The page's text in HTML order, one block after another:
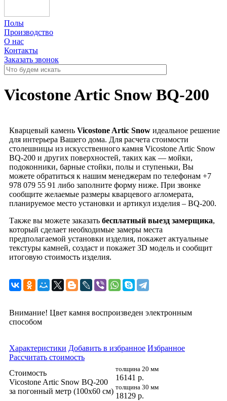
Полы
Производство
О нас
Контакты
Заказать звонок
Vicostone Artic Snow BQ-200
Кварцевый камень Vicostone Artic Snow идеальное решение
для интерьера Вашего дома. Для расчета стоимости
столешницы из искусственного камня Vicostone Artic Snow
BQ-200 и других поверхностей, таких как — мойки,
подоконники, барные стойки, полы и ступеньки, Вы
можете обратиться к нашим менеджерам по телефонам +7
978 079 55 91 либо заполните форму ниже. При звонке
сообщите желаемые размеры кварцевого агломерата,
планируемое место установки и артикул изделия – BQ-200.
Также вы можете заказать бесплатный выезд замерщика,
который сделает необходимые замеры места
предполагаемой установки изделия, покажет актуальные
текстуры камней, создаст и покажет 3D модель и сообщит
итоговую стоимость изделия.
Внимание! Цвет камня воспроизведен электронным
способом
Характеристики Добавить в избранное Избранное
Рассчитать стоимость
Стоимость
Vicostone Artic Snow BQ-200
за погонный метр (100x60 cм)
толщина 20 мм
16141 р.
толщина 30 мм
18129 р.